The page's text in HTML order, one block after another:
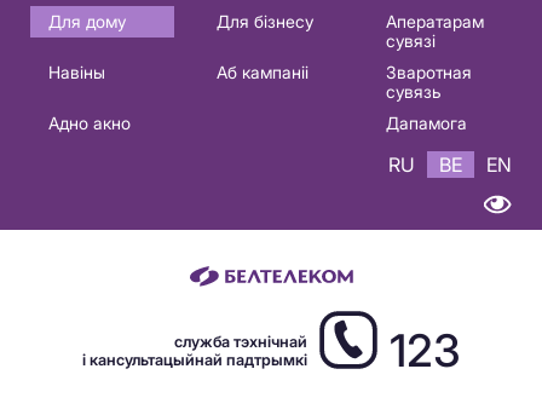
Основная
навигация
Для дому Для бізнесу
Аператарам
сувязі
Навіны
Аб кампаніі
Зваротная
сувязь
Адно акно
Дапамога
RU BE EN
служба тэхнічнай
і кансультацыйнай падтрымкі
123